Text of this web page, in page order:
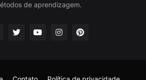
de aprendizagem.